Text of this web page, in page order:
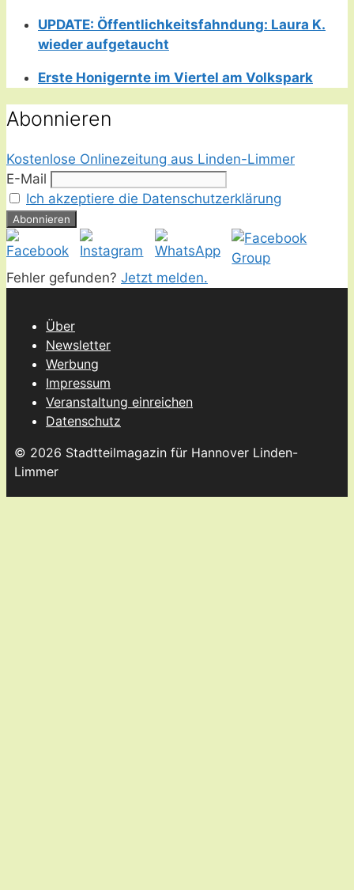
UPDATE: Öffentlichkeitsfahndung: Laura K.
wieder aufgetaucht
Erste Honigernte im Viertel am Volkspark
Abonnieren
Kostenlose Onlinezeitung aus Linden-Limmer
E-Mail
Ich akzeptiere die Datenschutzerklärung
Fehler gefunden? Jetzt melden.
Über
Newsletter
Werbung
Impressum
Veranstaltung einreichen
Datenschutz
© 2026 Stadtteilmagazin für Hannover Linden-
Limmer